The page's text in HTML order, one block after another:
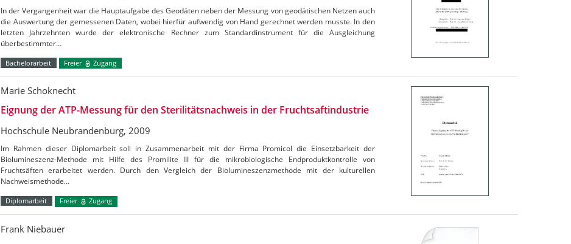
In der Vergangenheit war die Hauptaufgabe des Geodäten neben der Messung von geodätischen Netzen auch
die Auswertung der gemessenen Daten, wobei hierfür aufwendig von Hand gerechnet werden musste. In den
letzten Jahrzehnten wurde der elektronische Rechner zum Standardinstrument für die Ausgleichung
überbestimmter…
Bachelorarbeit Freier Zugang
Marie Schoknecht
Eignung der ATP-Messung für den Sterilitätsnachweis in der Fruchtsaftindustrie
Hochschule Neubrandenburg, 2009
Im Rahmen dieser Diplomarbeit soll in Zusammenarbeit mit der Firma Promicol die Einsetzbarkeit der
Biolumineszenz-Methode mit Hilfe des Promilite III für die mikrobiologische Endproduktkontrolle von
Fruchtsäften erarbeitet werden. Durch den Vergleich der Biolumineszenzmethode mit der kulturellen
Nachweismethode…
Diplomarbeit Freier Zugang
Frank Niebauer